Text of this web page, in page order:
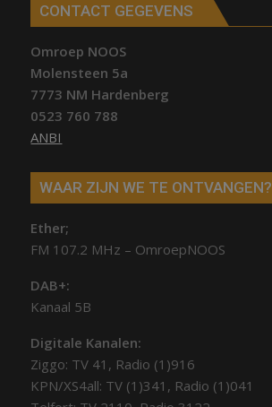
CONTACT GEGEVENS
Omroep NOOS
Molensteen 5a
7773 NM Hardenberg
0523 760 788
ANBI
WAAR ZIJN WE TE ONTVANGEN?
Ether;
FM 107.2 MHz – OmroepNOOS
DAB+:
Kanaal 5B
Digitale Kanalen:
Ziggo: TV 41, Radio (1)916
KPN/XS4all: TV (1)341, Radio (1)041